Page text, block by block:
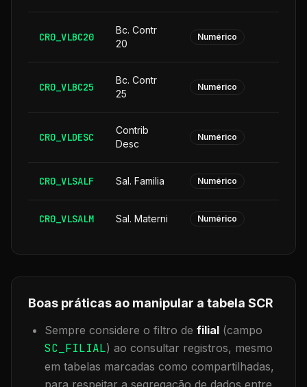
CR0_VLBC20
Bc. Contr
20
Numérico
CR0_VLBC25
Bc. Contr
25
Numérico
CR0_VLDESC
Contrib
Desc
Numérico
CR0_VLSALF Sal. Familia Numérico
CR0_VLSALM Sal. Materni Numérico
Boas práticas ao manipular a tabela SCR
Sempre considere o filtro de filial (campo
SC_FILIAL) ao consultar registros, mesmo
em tabelas marcadas como compartilhadas,
para respeitar a segregação de dados entre